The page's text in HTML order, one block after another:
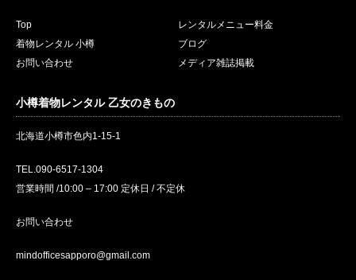
Top
レンタルメニュー料金
着物レンタル 小樽
ブログ
お問い合わせ
メディア雑誌掲載
小樽着物レンタル 乙女のきもの
北海道小樽市色内1-15-1
TEL.090-6517-1304
営業時間 /10:00 – 17:00 定休日 / 不定休
お問い合わせ
mindofficesapporo@gmail.com